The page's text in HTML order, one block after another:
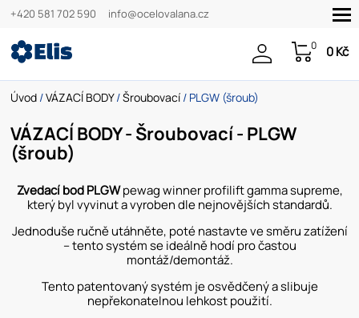
+420 581 702 590 info@ocelovalana.cz
0 0 Kč
Úvod /VÁZACÍ BODY/Šroubovací / PLGW (šroub)
VÁZACÍ BODY - Šroubovací - PLGW
(šroub)
Zvedací bod PLGWpewag winner profilift gamma supreme,
který byl vyvinut a vyroben dle nejnovějších standardů.
Jednoduše ručně utáhněte, poté nastavte ve směru zatížení
– tento systém se ideálně hodí pro častou
montáž/demontáž.
Tento patentovaný systém je osvědčený a slibuje
nepřekonatelnou lehkost použití.